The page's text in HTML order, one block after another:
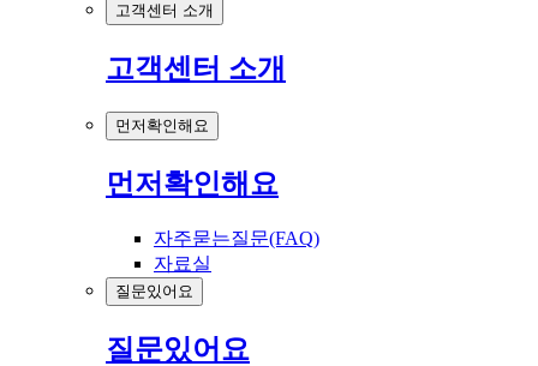
고객센터 소개
고객센터 소개
먼저확인해요
먼저확인해요
자주묻는질문(FAQ)
자료실
질문있어요
질문있어요